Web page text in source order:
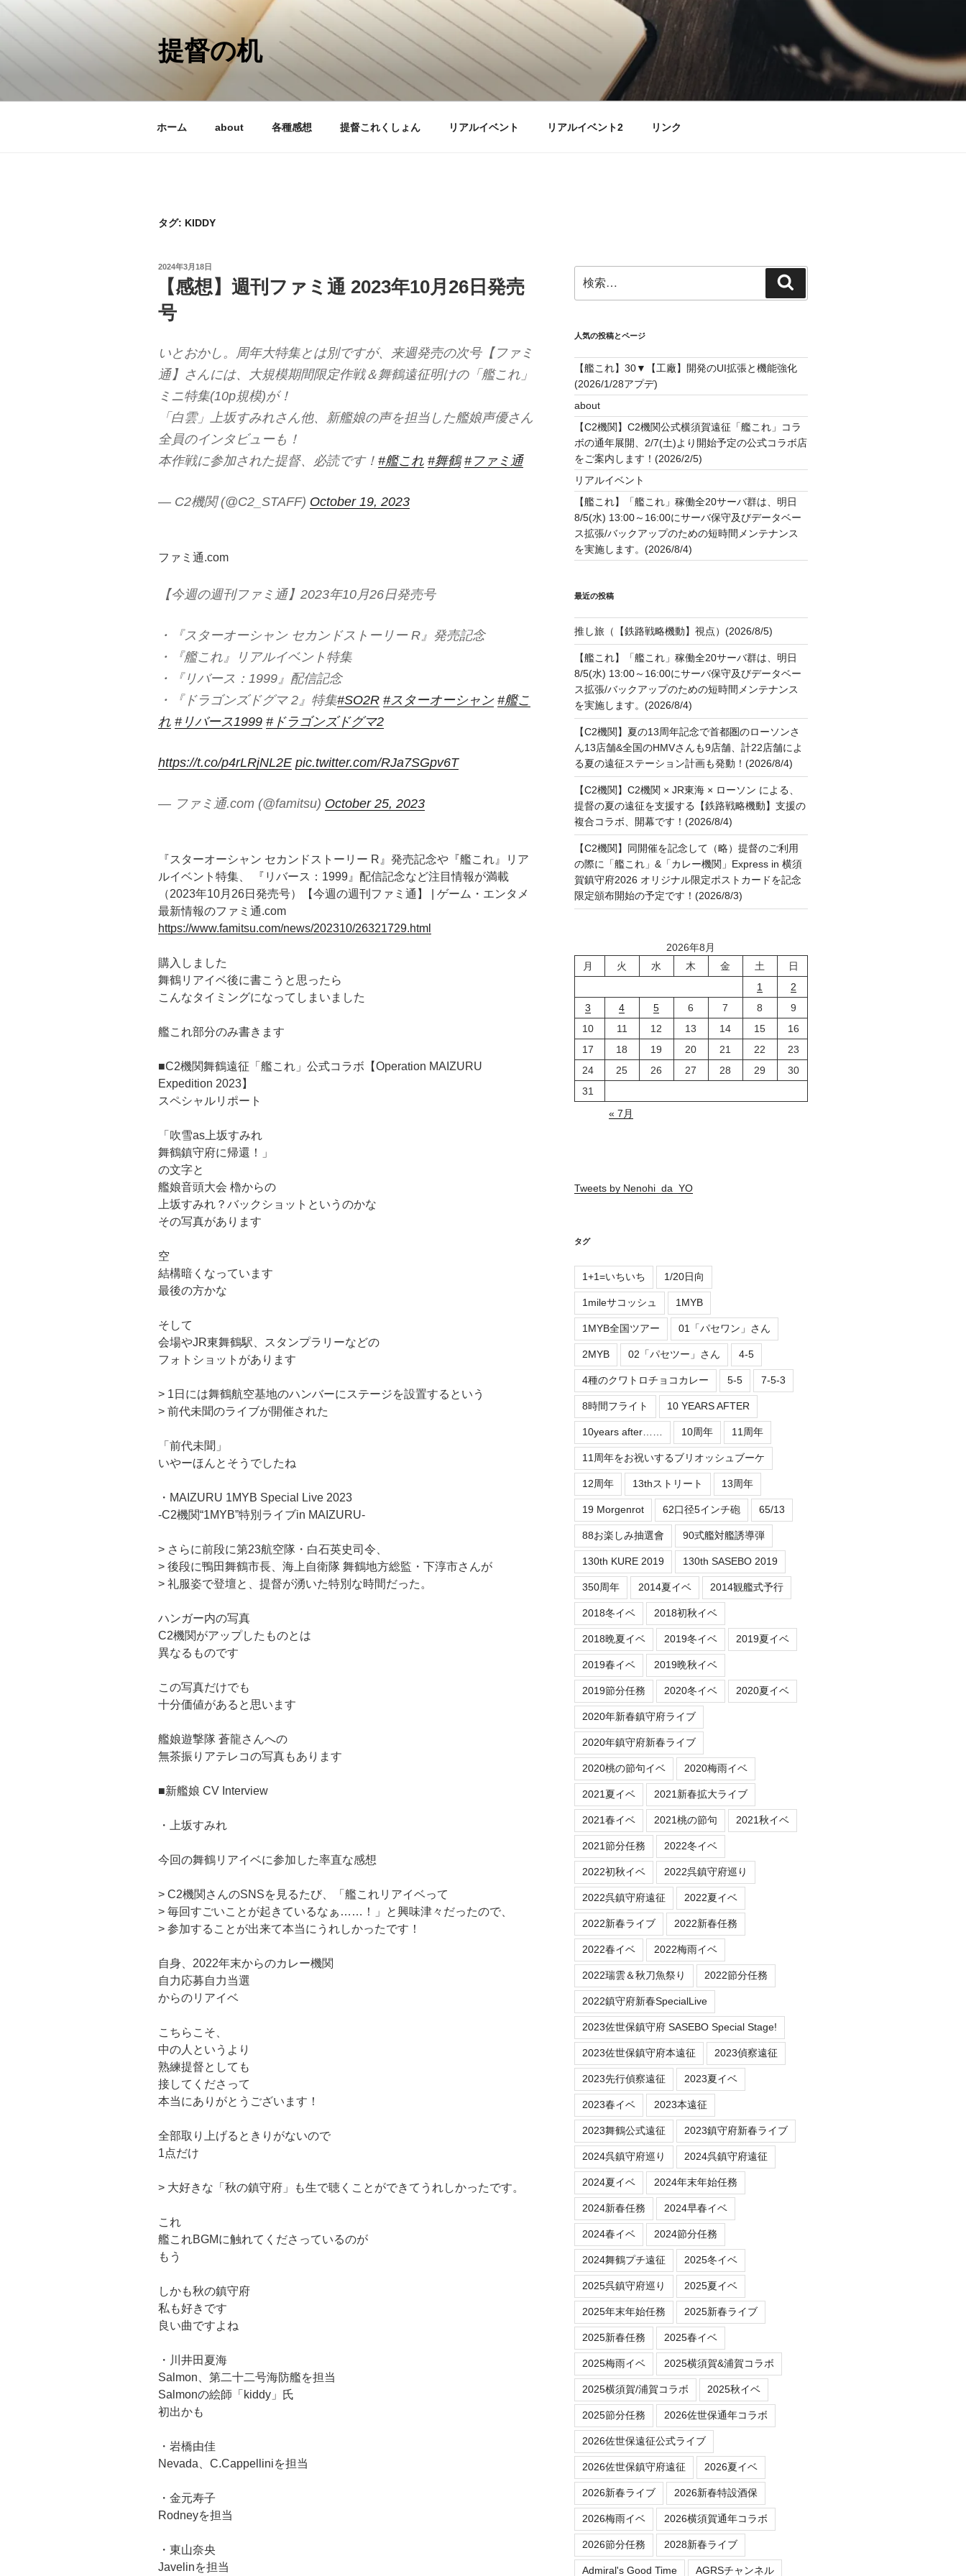
ン
提督の机
ホーム about 各種感想 提督これくしょん リアルイベント リアルイベント2 リンク
タグ: KIDDY
投
2024年3月18日
【感想】週刊ファミ通 2023年10月26日発売
号
いとおかし。周年大特集とは別ですが、来週発売の次号【ファミ
通】さんには、大規模期間限定作戦＆舞鶴遠征明けの「艦これ」
ミニ特集(10p規模)が！
「白雲」上坂すみれさん他、新艦娘の声を担当した艦娘声優さん
全員のインタビューも！
本作戦に参加された提督、必読です！ #艦これ #舞鶴 #ファミ通
— C2機関 (@C2_STAFF) October 19, 2023
ファミ通.com
【今週の週刊ファミ通】2023年10月26日発売号
・『スターオーシャン セカンドストーリー R』発売記念
・『艦これ』リアルイベント特集
・『リバース：1999』配信記念
・『ドラゴンズドグマ 2』特集#SO2R #スターオーシャン #艦こ
れ #リバース1999 #ドラゴンズドグマ2
https://t.co/p4rLRjNL2E pic.twitter.com/RJa7SGpv6T
— ファミ通.com (@famitsu) October 25, 2023
『スターオーシャン セカンドストーリー R』発売記念や『艦これ』リア
ルイベント特集、 『リバース：1999』配信記念など注目情報が満載
（2023年10月26日発売号）【今週の週刊ファミ通】 | ゲーム・エンタメ
最新情報のファミ通.com
https://www.famitsu.com/news/202310/26321729.html
購入しました
舞鶴リアイベ後に書こうと思ったら
こんなタイミングになってしまいました
艦これ部分のみ書きます
■C2機関舞鶴遠征「艦これ」公式コラボ【Operation MAIZURU
Expedition 2023】
スペシャルリポート
「吹雪as上坂すみれ
舞鶴鎮守府に帰還！」
の文字と
艦娘音頭大会 櫓からの
上坂すみれ？バックショットというのかな
その写真があります
空
結構暗くなっています
最後の方かな
そして
会場やJR東舞鶴駅、スタンプラリーなどの
フォトショットがあります
> 1日には舞鶴航空基地のハンバーにステージを設置するという
> 前代未聞のライブが開催された
「前代未聞」
いやーほんとそうでしたね
・MAIZURU 1MYB Special Live 2023
-C2機関“1MYB”特別ライブin MAIZURU-
> さらに前段に第23航空隊・白石英史司令、
> 後段に鴨田舞鶴市長、海上自衛隊 舞鶴地方総監・下淳市さんが
> 礼服姿で登壇と、提督が湧いた特別な時間だった。
ハンガー内の写真
C2機関がアップしたものとは
異なるものです
この写真だけでも
十分価値があると思います
艦娘遊撃隊 蒼龍さんへの
無茶振りアテレコの写真もあります
■新艦娘 CV Interview
・上坂すみれ
今回の舞鶴リアイベに参加した率直な感想
> C2機関さんのSNSを見るたび、「艦これリアイベって
> 毎回すごいことが起きているなぁ……！」と興味津々だったので、
> 参加することが出来て本当にうれしかったです！
自身、2022年末からのカレー機関
自力応募自力当選
からのリアイベ
こちらこそ、
中の人というより
熟練提督としても
接してくださって
本当にありがとうございます！
全部取り上げるときりがないので
1点だけ
> 大好きな「秋の鎮守府」も生で聴くことができてうれしかったです。
これ
艦これBGMに触れてくださっているのが
もう
しかも秋の鎮守府
私も好きです
良い曲ですよね
・川井田夏海
Salmon、第二十二号海防艦を担当
Salmonの絵師「kiddy」氏
初出かも
・岩橋由佳
Nevada、C.Cappelliniを担当
・金元寿子
Rodneyを担当
・東山奈央
Javelinを担当
索:
索
人気の投稿とページ
【艦これ】30▼【工廠】開発のUI拡張と機能強化
(2026/1/28アプデ)
about
【C2機関】C2機関公式横須賀遠征「艦これ」コラ
ボの通年展開、2/7(土)より開始予定の公式コラボ店
をご案内します！(2026/2/5)
リアルイベント
【艦これ】「艦これ」稼働全20サーバ群は、明日
8/5(水) 13:00～16:00にサーバ保守及びデータベー
ス拡張/バックアップのための短時間メンテナンス
を実施します。(2026/8/4)
最近の投稿
推し旅（【鉄路戦略機動】視点）(2026/8/5)
【艦これ】「艦これ」稼働全20サーバ群は、明日
8/5(水) 13:00～16:00にサーバ保守及びデータベー
ス拡張/バックアップのための短時間メンテナンス
を実施します。(2026/8/4)
【C2機関】夏の13周年記念で首都圏のローソンさ
ん13店舗&全国のHMVさんも9店舗、計22店舗によ
る夏の遠征ステーション計画も発動！(2026/8/4)
【C2機関】C2機関 × JR東海 × ローソン による、
提督の夏の遠征を支援する【鉄路戦略機動】支援の
複合コラボ、開幕です！(2026/8/4)
【C2機関】同開催を記念して（略）提督のご利用
の際に「艦これ」&「カレー機関」Express in 横須
賀鎮守府2026 オリジナル限定ポストカードを記念
限定頒布開始の予定です！(2026/8/3)
2026年8月
月
火 水 木 金 土
日
1
2
3
4 5 6 7 8
9
10
11 12 13 14 15
16
17
18 19 20 21 22
23
24
25 26 27 28 29
30
31
« 7月
Tweets by Nenohi_da_YO
タグ
1+1=いちいち 1/20日向
1mileサコッシュ 1MYB
1MYB全国ツアー 01「パセワン」さん
2MYB 02「パセツー」さん 4-5
4種のクワトロチョコカレー 5-5 7-5-3
8時間フライト 10 YEARS AFTER
10years after…… 10周年 11周年
11周年をお祝いするブリオッシュブーケ
12周年 13thストリート 13周年
19 Morgenrot 62口径5インチ砲 65/13
88お楽しみ抽選會 90式艦対艦誘導弾
130th KURE 2019 130th SASEBO 2019
350周年 2014夏イベ 2014観艦式予行
2018冬イベ 2018初秋イベ
2018晩夏イベ 2019冬イベ 2019夏イベ
2019春イベ 2019晩秋イベ
2019節分任務 2020冬イベ 2020夏イベ
2020年新春鎮守府ライブ
2020年鎮守府新春ライブ
2020桃の節句イベ 2020梅雨イベ
2021夏イベ 2021新春拡大ライブ
2021春イベ 2021桃の節句 2021秋イベ
2021節分任務 2022冬イベ
2022初秋イベ 2022呉鎮守府巡り
2022呉鎮守府遠征 2022夏イベ
2022新春ライブ 2022新春任務
2022春イベ 2022梅雨イベ
2022瑞雲＆秋刀魚祭り 2022節分任務
2022鎮守府新春SpecialLive
2023佐世保鎮守府 SASEBO Special Stage!
2023佐世保鎮守府本遠征 2023偵察遠征
2023先行偵察遠征 2023夏イベ
2023春イベ 2023本遠征
2023舞鶴公式遠征 2023鎮守府新春ライブ
2024呉鎮守府巡り 2024呉鎮守府遠征
2024夏イベ 2024年末年始任務
2024新春任務 2024早春イベ
2024春イベ 2024節分任務
2024舞鶴プチ遠征 2025冬イベ
2025呉鎮守府巡り 2025夏イベ
2025年末年始任務 2025新春ライブ
2025新春任務 2025春イベ
2025梅雨イベ 2025横須賀&浦賀コラボ
2025横須賀/浦賀コラボ 2025秋イベ
2025節分任務 2026佐世保通年コラボ
2026佐世保遠征公式ライブ
2026佐世保鎮守府遠征 2026夏イベ
2026新春ライブ 2026新春特設酒保
2026梅雨イベ 2026横須賀通年コラボ
2026節分任務 2028新春ライブ
Admiral's Good Time AGRSチャンネル